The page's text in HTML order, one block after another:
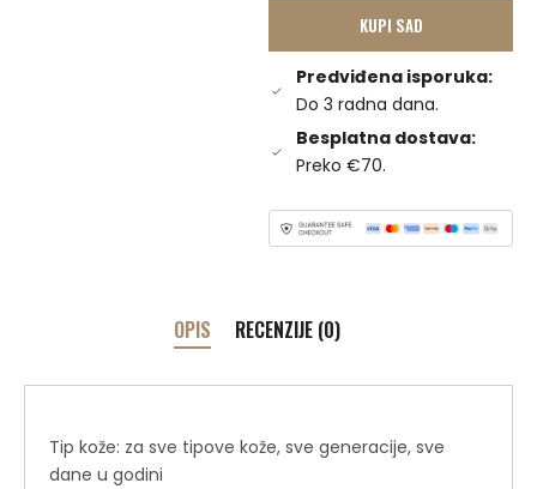
KUPI SAD
Predviđena isporuka:
Do 3 radna dana.
Besplatna dostava:
Preko €70.
OPIS RECENZIJE (0)
Tip kože: za sve tipove kože, sve generacije, sve
dane u godini